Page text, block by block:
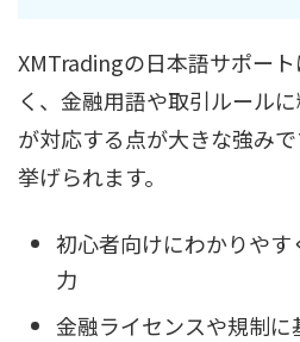
XMTradingの日本語サポー
く、金融用語や取引ルール
が対応する点が大きな強み
挙げられます。
初心者向けにわかりや
力
金融ライセンスや規制